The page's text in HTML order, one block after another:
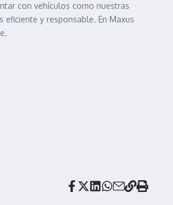
con vehículos como nuestras
y responsable. En Maxus